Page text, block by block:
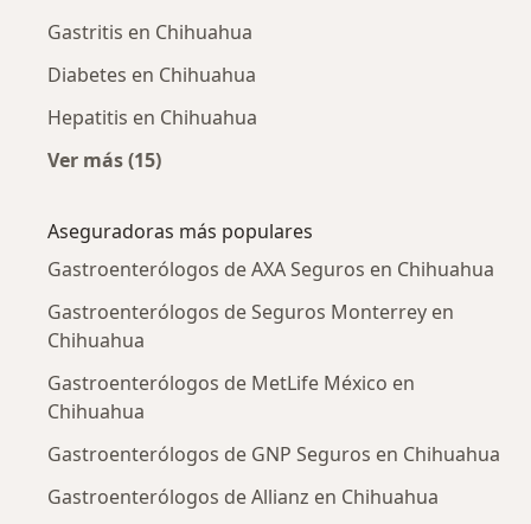
Gastritis en Chihuahua
Diabetes en Chihuahua
Hepatitis en Chihuahua
Ver más (15)
Aseguradoras más populares
Gastroenterólogos de AXA Seguros en Chihuahua
Gastroenterólogos de Seguros Monterrey en
Chihuahua
Gastroenterólogos de MetLife México en
Chihuahua
Gastroenterólogos de GNP Seguros en Chihuahua
Gastroenterólogos de Allianz en Chihuahua